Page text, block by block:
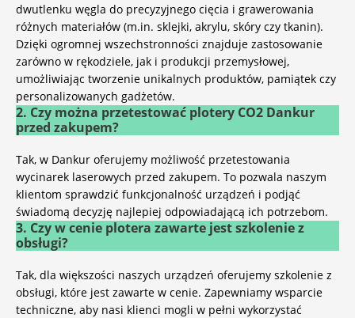
dwutlenku węgla do precyzyjnego cięcia i grawerowania
różnych materiałów (m.in. sklejki, akrylu, skóry czy tkanin).
Dzięki ogromnej wszechstronności znajduje zastosowanie
zarówno w rękodziele, jak i produkcji przemysłowej,
umożliwiając tworzenie unikalnych produktów, pamiątek czy
personalizowanych gadżetów.
2. Czy można przetestować plotery CO2 Dankur
przed zakupem?
Tak, w Dankur oferujemy możliwość przetestowania
wycinarek laserowych przed zakupem. To pozwala naszym
klientom sprawdzić funkcjonalność urządzeń i podjąć
świadomą decyzję najlepiej odpowiadającą ich potrzebom.
3. Czy w cenie plotera zawarte jest szkolenie z
obsługi?
Tak, dla większości naszych urządzeń oferujemy szkolenie z
obsługi, które jest zawarte w cenie. Zapewniamy wsparcie
techniczne, aby nasi klienci mogli w pełni wykorzystać